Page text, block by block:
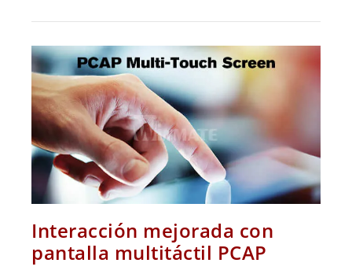
Interacción mejorada con
pantalla multitáctil PCAP